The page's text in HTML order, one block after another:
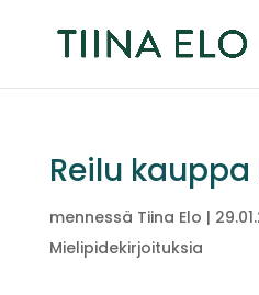
Reilu
mennessä Tiina Elo |
Mielipidekirjoituksia